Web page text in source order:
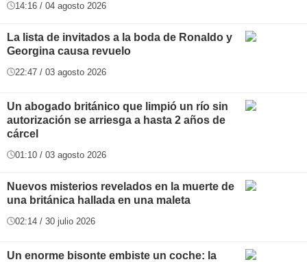
14:16 / 04 agosto 2026
La lista de invitados a la boda de Ronaldo y
Georgina causa revuelo
22:47 / 03 agosto 2026
Un abogado británico que limpió un río sin
autorización se arriesga a hasta 2 años de
cárcel
01:10 / 03 agosto 2026
Nuevos misterios revelados en la muerte de
una británica hallada en una maleta
02:14 / 30 julio 2026
Un enorme bisonte embiste un coche: la